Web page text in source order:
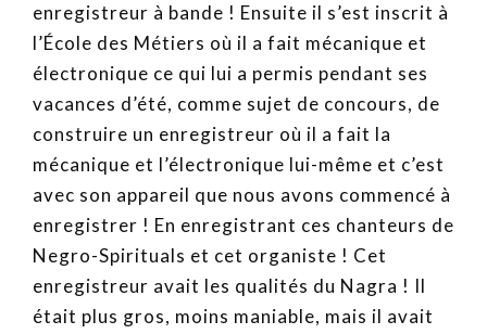
enregistreur à bande ! Ensuite il s’est inscrit à
l’École des Métiers où il a fait mécanique et
électronique ce qui lui a permis pendant ses
vacances d’été, comme sujet de concours, de
construire un enregistreur où il a fait la
mécanique et l’électronique lui-même et c’est
avec son appareil que nous avons commencé à
enregistrer ! En enregistrant ces chanteurs de
Negro-Spirituals et cet organiste ! Cet
enregistreur avait les qualités du Nagra ! Il
était plus gros, moins maniable, mais il avait